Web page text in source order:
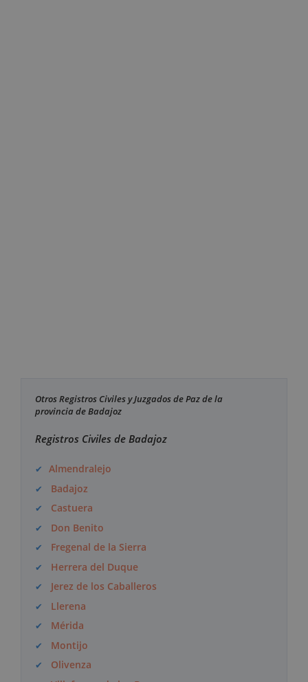
Otros Registros Civiles y Juzgados de Paz de la
provincia de Badajoz
Registros Civiles de Badajoz
Almendralejo
Badajoz
Castuera
Don Benito
Fregenal de la Sierra
Herrera del Duque
Jerez de los Caballeros
Llerena
Mérida
Montijo
Olivenza